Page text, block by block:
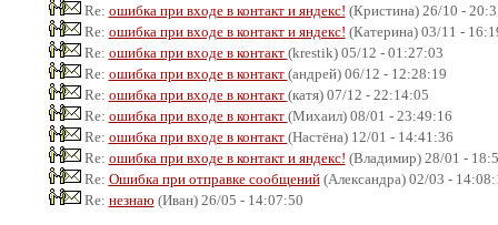
Re: ошибка при входе в контакт и яндекс! (Кристина) 26/10 -
Re: ошибка при входе в контакт и яндекс! (Катерина) 03/11 -
Re: ошибка при входе в контакт (krestik) 05/12 - 01:27:03
Re: ошибка при входе в контакт (андрей) 06/12 - 12:28:19
Re: ошибка при входе в контакт (катя) 07/12 - 22:14:05
Re: ошибка при входе в контакт (Михаил) 08/01 - 23:49:16
Re: ошибка при входе в контакт (Настёна) 12/01 - 14:41:36
Re: ошибка при входе в контакт и яндекс! (Владимир) 28/01 -
Re: Ошибка при отправке сообщений(Александра) 02/03 -
Re: незнаю(Иван) 26/05 - 14:07:50